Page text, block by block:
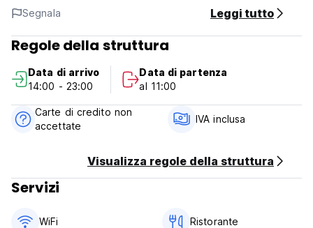
L'ostello dispone anche di una spaziosa terrazza con vista
mozzafiato sulle gole del Todra, dove gli ospiti possono
rilassarsi e godersi lo splendido scenario, accesso internet
La Belle Etoile - Termini e condizioni:
Politica di cancellazione: 7 giorni prima dell'arrivo. In caso di
cancellazione tardiva o di mancato arrivo verrà addebitata
Check-out entro le 11:00.
Pagamento all'arrivo solo in contanti.
Segnala Leggi tutto
Regole della struttura
Data di arrivo
14:00 - 23:00
Data di partenza
al 11:00
Carte di credito non
accettate
IVA inclusa
Visualizza regole della struttura
Servizi
WiFi Ristorante